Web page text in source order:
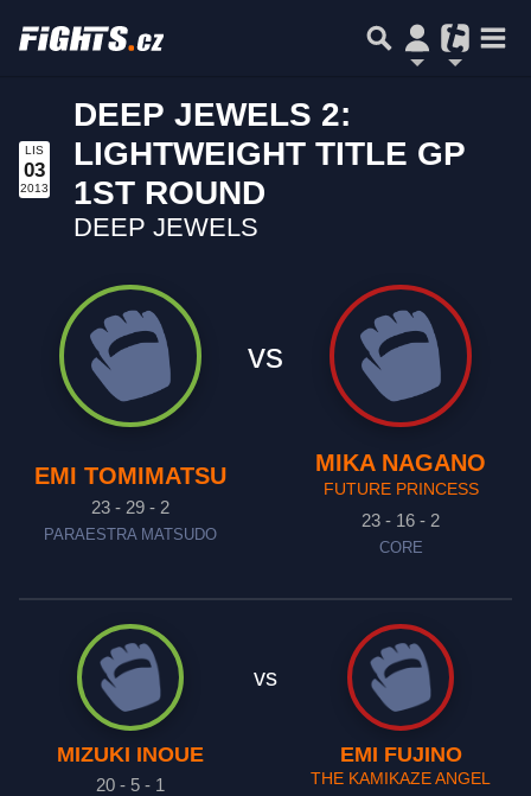
LIS
03
2013
DEEP JEWELS 2:
LIGHTWEIGHT TITLE GP
1ST ROUND
DEEP JEWELS
EMI TOMIMATSU
23 - 29 - 2
PARAESTRA MATSUDO
vs
MIKA NAGANO
FUTURE PRINCESS
23 - 16 - 2
CORE
MIZUKI INOUE
20 - 5 - 1
vs
EMI FUJINO
THE KAMIKAZE ANGEL